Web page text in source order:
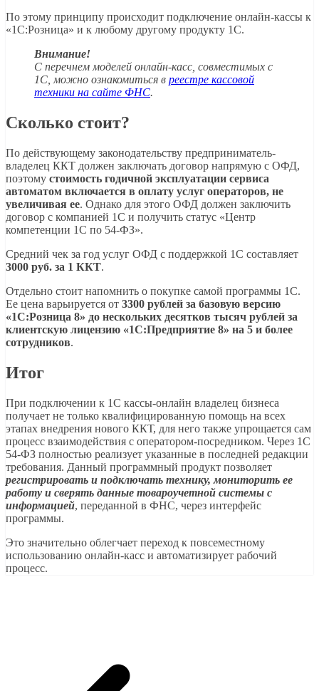
По этому принципу происходит подключение онлайн-кассы к
«1С:Розница» и к любому другому продукту 1С.
Внимание!
С перечнем моделей онлайн-касс, совместимых с
1С, можно ознакомиться в реестре кассовой
техники на сайте ФНС.
Сколько стоит?
По действующему законодательству предприниматель-
владелец ККТ должен заключать договор напрямую с ОФД,
поэтому стоимость годичной эксплуатации сервиса
автоматом включается в оплату услуг операторов, не
увеличивая ее. Однако для этого ОФД должен заключить
договор с компанией 1С и получить статус «Центр
компетенции 1С по 54-ФЗ».
Средний чек за год услуг ОФД с поддержкой 1С составляет
3000 руб. за 1 ККТ.
Отдельно стоит напомнить о покупке самой программы 1С.
Ее цена варьируется от 3300 рублей за базовую версию
«1С:Розница 8» до нескольких десятков тысяч рублей за
клиентскую лицензию «1С:Предприятие 8» на 5 и более
сотрудников.
Итог
При подключении к 1С кассы-онлайн владелец бизнеса
получает не только квалифицированную помощь на всех
этапах внедрения нового ККТ, для него также упрощается сам
процесс взаимодействия с оператором-посредником. Через 1С
54-ФЗ полностью реализует указанные в последней редакции
требования. Данный программный продукт позволяет
регистрировать и подключать технику, мониторить ее
работу и сверять данные товароучетной системы с
информацией, переданной в ФНС, через интерфейс
программы.
Это значительно облегчает переход к повсеместному
использованию онлайн-касс и автоматизирует рабочий
процесс.